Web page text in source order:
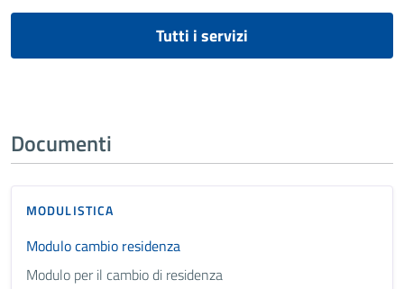
Tutti i servizi
Documenti
MODULISTICA
Modulo cambio residenza
Modulo per il cambio di residenza